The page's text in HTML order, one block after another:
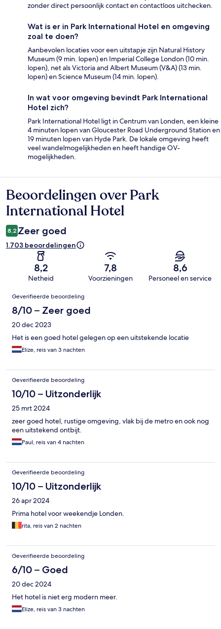
zonder direct persoonlijk contact en contactloos uitchecken.
Wat is er in Park International Hotel en omgeving
zoal te doen?
Aanbevolen locaties voor een uitstapje zijn Natural History
Museum (9 min. lopen) en Imperial College London (10 min.
lopen), net als Victoria and Albert Museum (V&A) (13 min.
lopen) en Science Museum (14 min. lopen).
In wat voor omgeving bevindt Park International
Hotel zich?
Park International Hotel ligt in Centrum van Londen, een kleine
4 minuten lopen van Gloucester Road Underground Station en
19 minuten lopen van Hyde Park. De lokale omgeving heeft
veel wandelmogelijkheden en heeft handige OV-
mogelijkheden.
Beoordelingen
Beoordelingen over Park
International Hotel
8,2 Zeer goed
1.703 beoordelingen
8,2
Netheid
7,8
Voorzieningen
8,6
Personeel en service
Beoordelingen
Geverifieerde beoordeling
8/10 – Zeer goed
20 dec 2023
Het is een goed hotel gelegen op een uitstekende locatie
Elize, reis van 3 nachten
Geverifieerde beoordeling
10/10 – Uitzonderlijk
25 mrt 2024
zeer goed hotel, rustige omgeving, vlak bij de metro en ook nog
een uitstekend ontbijt.
Paul, reis van 4 nachten
Geverifieerde beoordeling
10/10 – Uitzonderlijk
26 apr 2024
Prima hotel voor weekendje Londen.
rita, reis van 2 nachten
Geverifieerde beoordeling
6/10 – Goed
20 dec 2024
Het hotel is niet erg modern meer.
Elize, reis van 3 nachten